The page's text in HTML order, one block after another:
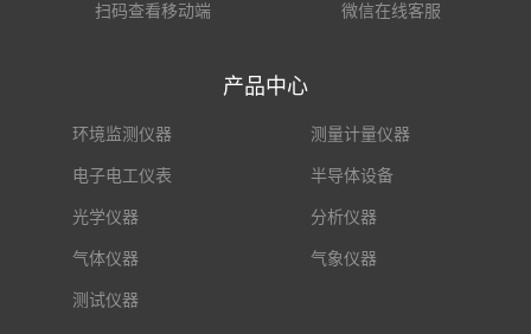
扫码查看移动端 微信在线客服
产品中心
环境监测仪器 测量计量仪器
电子电工仪表 半导体设备
光学仪器 分析仪器
气体仪器 气象仪器
测试仪器